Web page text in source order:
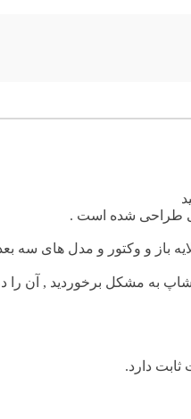
طراحی شده است .
باز و وکتور و مدل های سه
ثابت دارد.